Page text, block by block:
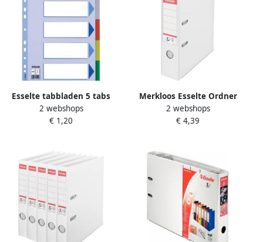
Esselte tabbladen 5 tabs
2 webshops
€ 1,20
Merkloos Esselte Ordner
Power N° 1 Vivida ft A4 rug
van 7 5 cm wit
2 webshops
€ 4,39